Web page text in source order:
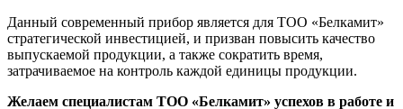
Данный современный прибор является для ТОО «Белкамит»
стратегической инвестицией, и призван повысить качество
выпускаемой продукции, а также сократить время,
затрачиваемое на контроль каждой единицы продукции.
Желаем специалистам ТОО «Белкамит» успехов в работе и